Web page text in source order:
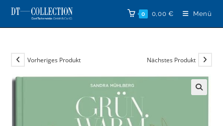
Zum
Inhalt
springen
0 0,00 € Menü
Vorheriges Produkt Nächstes Produkt